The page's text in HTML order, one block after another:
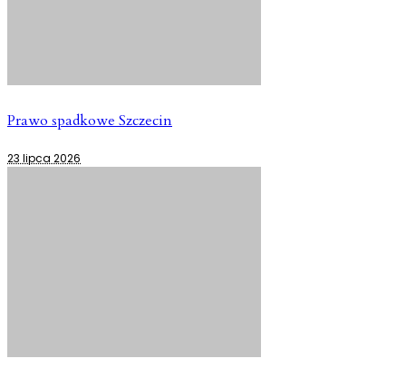
Prawo spadkowe Szczecin
23 lipca 2026